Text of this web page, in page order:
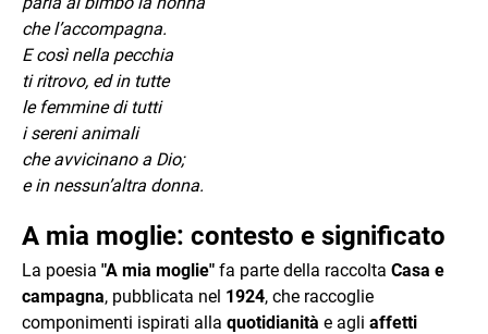
che l’accompagna.
E così nella pecchia
ti ritrovo, ed in tutte
le femmine di tutti
i sereni animali
che avvicinano a Dio;
e in nessun’altra donna.
A mia moglie: contesto e significato
La poesia "A mia moglie" fa parte della raccolta Casa e
campagna, pubblicata nel 1924, che raccoglie
componimenti ispirati alla quotidianità e agli affetti